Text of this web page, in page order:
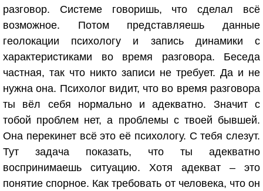
разговор. Системе говоришь, что сделал всё
возможное. Потом представляешь данные
геолокации психологу и запись динамики с
характеристиками во время разговора. Беседа
частная, так что никто записи не требует. Да и не
нужна она. Психолог видит, что во время разговора
ты вёл себя нормально и адекватно. Значит с
тобой проблем нет, а проблемы с твоей бывшей.
Она перекинет всё это её психологу. С тебя слезут.
Тут задача показать, что ты адекватно
воспринимаешь ситуацию. Хотя адекват – это
понятие спорное. Как требовать от человека, что он